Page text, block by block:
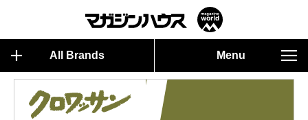
All Brands Menu